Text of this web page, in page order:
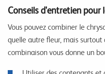
Conseils d'entretien pour
Vous pouvez combiner le
quelle autre fleur, mais
combinaison vous donne un